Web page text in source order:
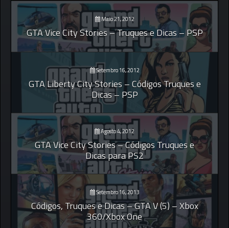
Maio 21, 2012
GTA Vice City Stories – Truques e Dicas – PSP
Setembro 16, 2012
GTA Liberty City Stories – Códigos Truques e
Dicas – PSP
Agosto 4, 2012
GTA Vice City Stories – Códigos Truques e
Dicas para PS2
Setembro 16, 2013
Códigos, Truques e Dicas – GTA V (5) – Xbox
360/Xbox One